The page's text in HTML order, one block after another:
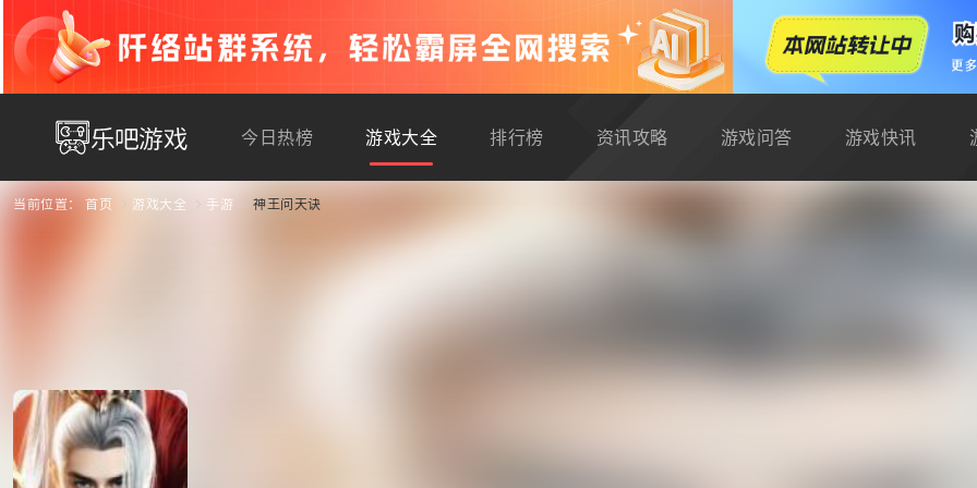
今日热榜 游戏大全 排行榜 资讯攻略 游戏问答 游戏快讯
当前位置： 首页 游戏大全 手游 神王问天诀